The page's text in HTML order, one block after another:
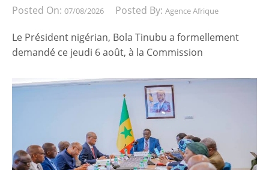
Posted On: 07/08/2026 Posted By: Agence Afrique
Le Président nigérian, Bola Tinubu a formellement
demandé ce jeudi 6 août, à la Commission